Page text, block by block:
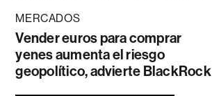
MERCADOS
Vender euros para comprar
yenes aumenta el riesgo
geopolítico, advierte BlackRock